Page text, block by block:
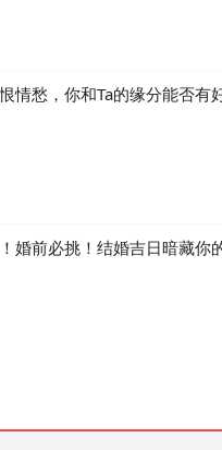
情愁，你和Ta的缘分能否有
婚前必挑！结婚吉日暗藏你